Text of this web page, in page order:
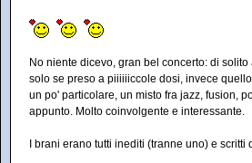
No niente dicevo, gran bel concerto: di
solo se preso a piiiiiiccole dosi, invece
un po' particolare, un misto fra jazz, fusion,
appunto. Molto coinvolgente e interessante.
I brani erano tutti inediti (tranne uno) e scritti